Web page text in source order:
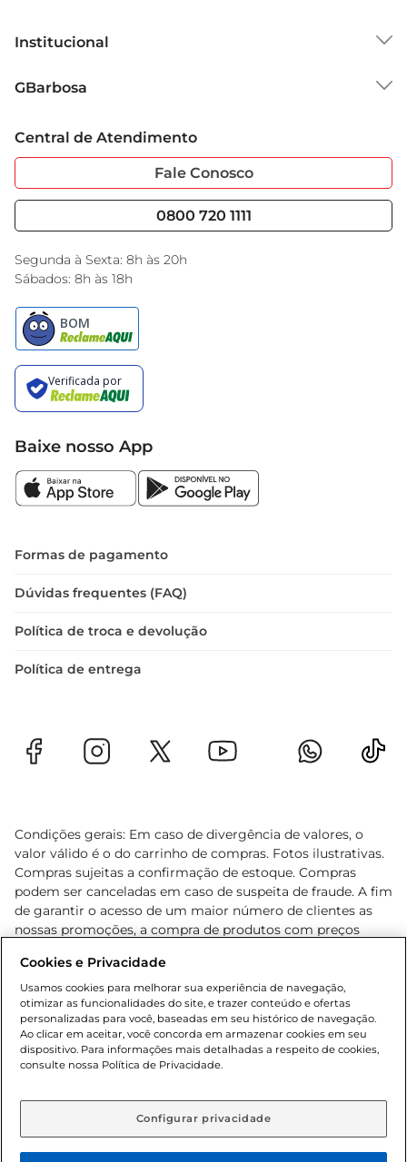
Institucional
Grupo Cencosud
Sobre Privacidade
Portal do Fornecedo
Nossas Lojas
GBarbosa
Garantia Estendida
Serviços
Black Friday
Encarte do Dia
Central de Atendimento
Fale Conosco
0800 720 1111
Segunda à Sexta: 8h às 20h
Sábados: 8h às 18h
Baixe nosso App
Formas de pagamento
Dúvidas frequentes (FAQ)
Política de troca e devolução
Política de entrega
Condições gerais: Em caso de divergência de valores, o
valor válido é o do carrinho de compras. Fotos ilustrativas.
Compras sujeitas a confirmação de estoque. Compras
podem ser canceladas em caso de suspeita de fraude. A fim
de garantir o acesso de um maior número de clientes as
nossas promoções, a compra de produtos com preços
cliente. Os preços, ofertas e condições são exclusivos para
o e-commerce e válidos durante o dia de hoje, podendo
sofrer alterações sem prévia notificação. Proibida a venda
de bebidas alcoólicas para menores de 18 anos, conforme
Lei n.º 8069/90, art. 81, inciso II (Estatuto da Criança e do
Adolescente). Preços e condições exclusivos para o
aviso prévio. O valor mínimo para as compras on-line é de
Cookies e Privacidade
Usamos cookies para melhorar sua experiência de navegação,
otimizar as funcionalidades do site, e trazer conteúdo e ofertas
personalizadas para você, baseadas em seu histórico de navegação.
Ao clicar em aceitar, você concorda em armazenar cookies em seu
dispositivo. Para informações mais detalhadas a respeito de cookies,
consulte nossa Política de Privacidade.
Configurar privacidade